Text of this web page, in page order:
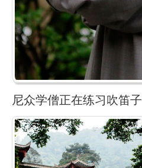
尼众学僧正在练习吹笛子